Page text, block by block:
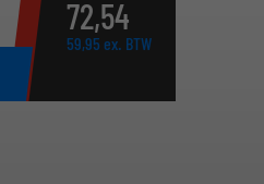
72,54
59,95 ex. BTW